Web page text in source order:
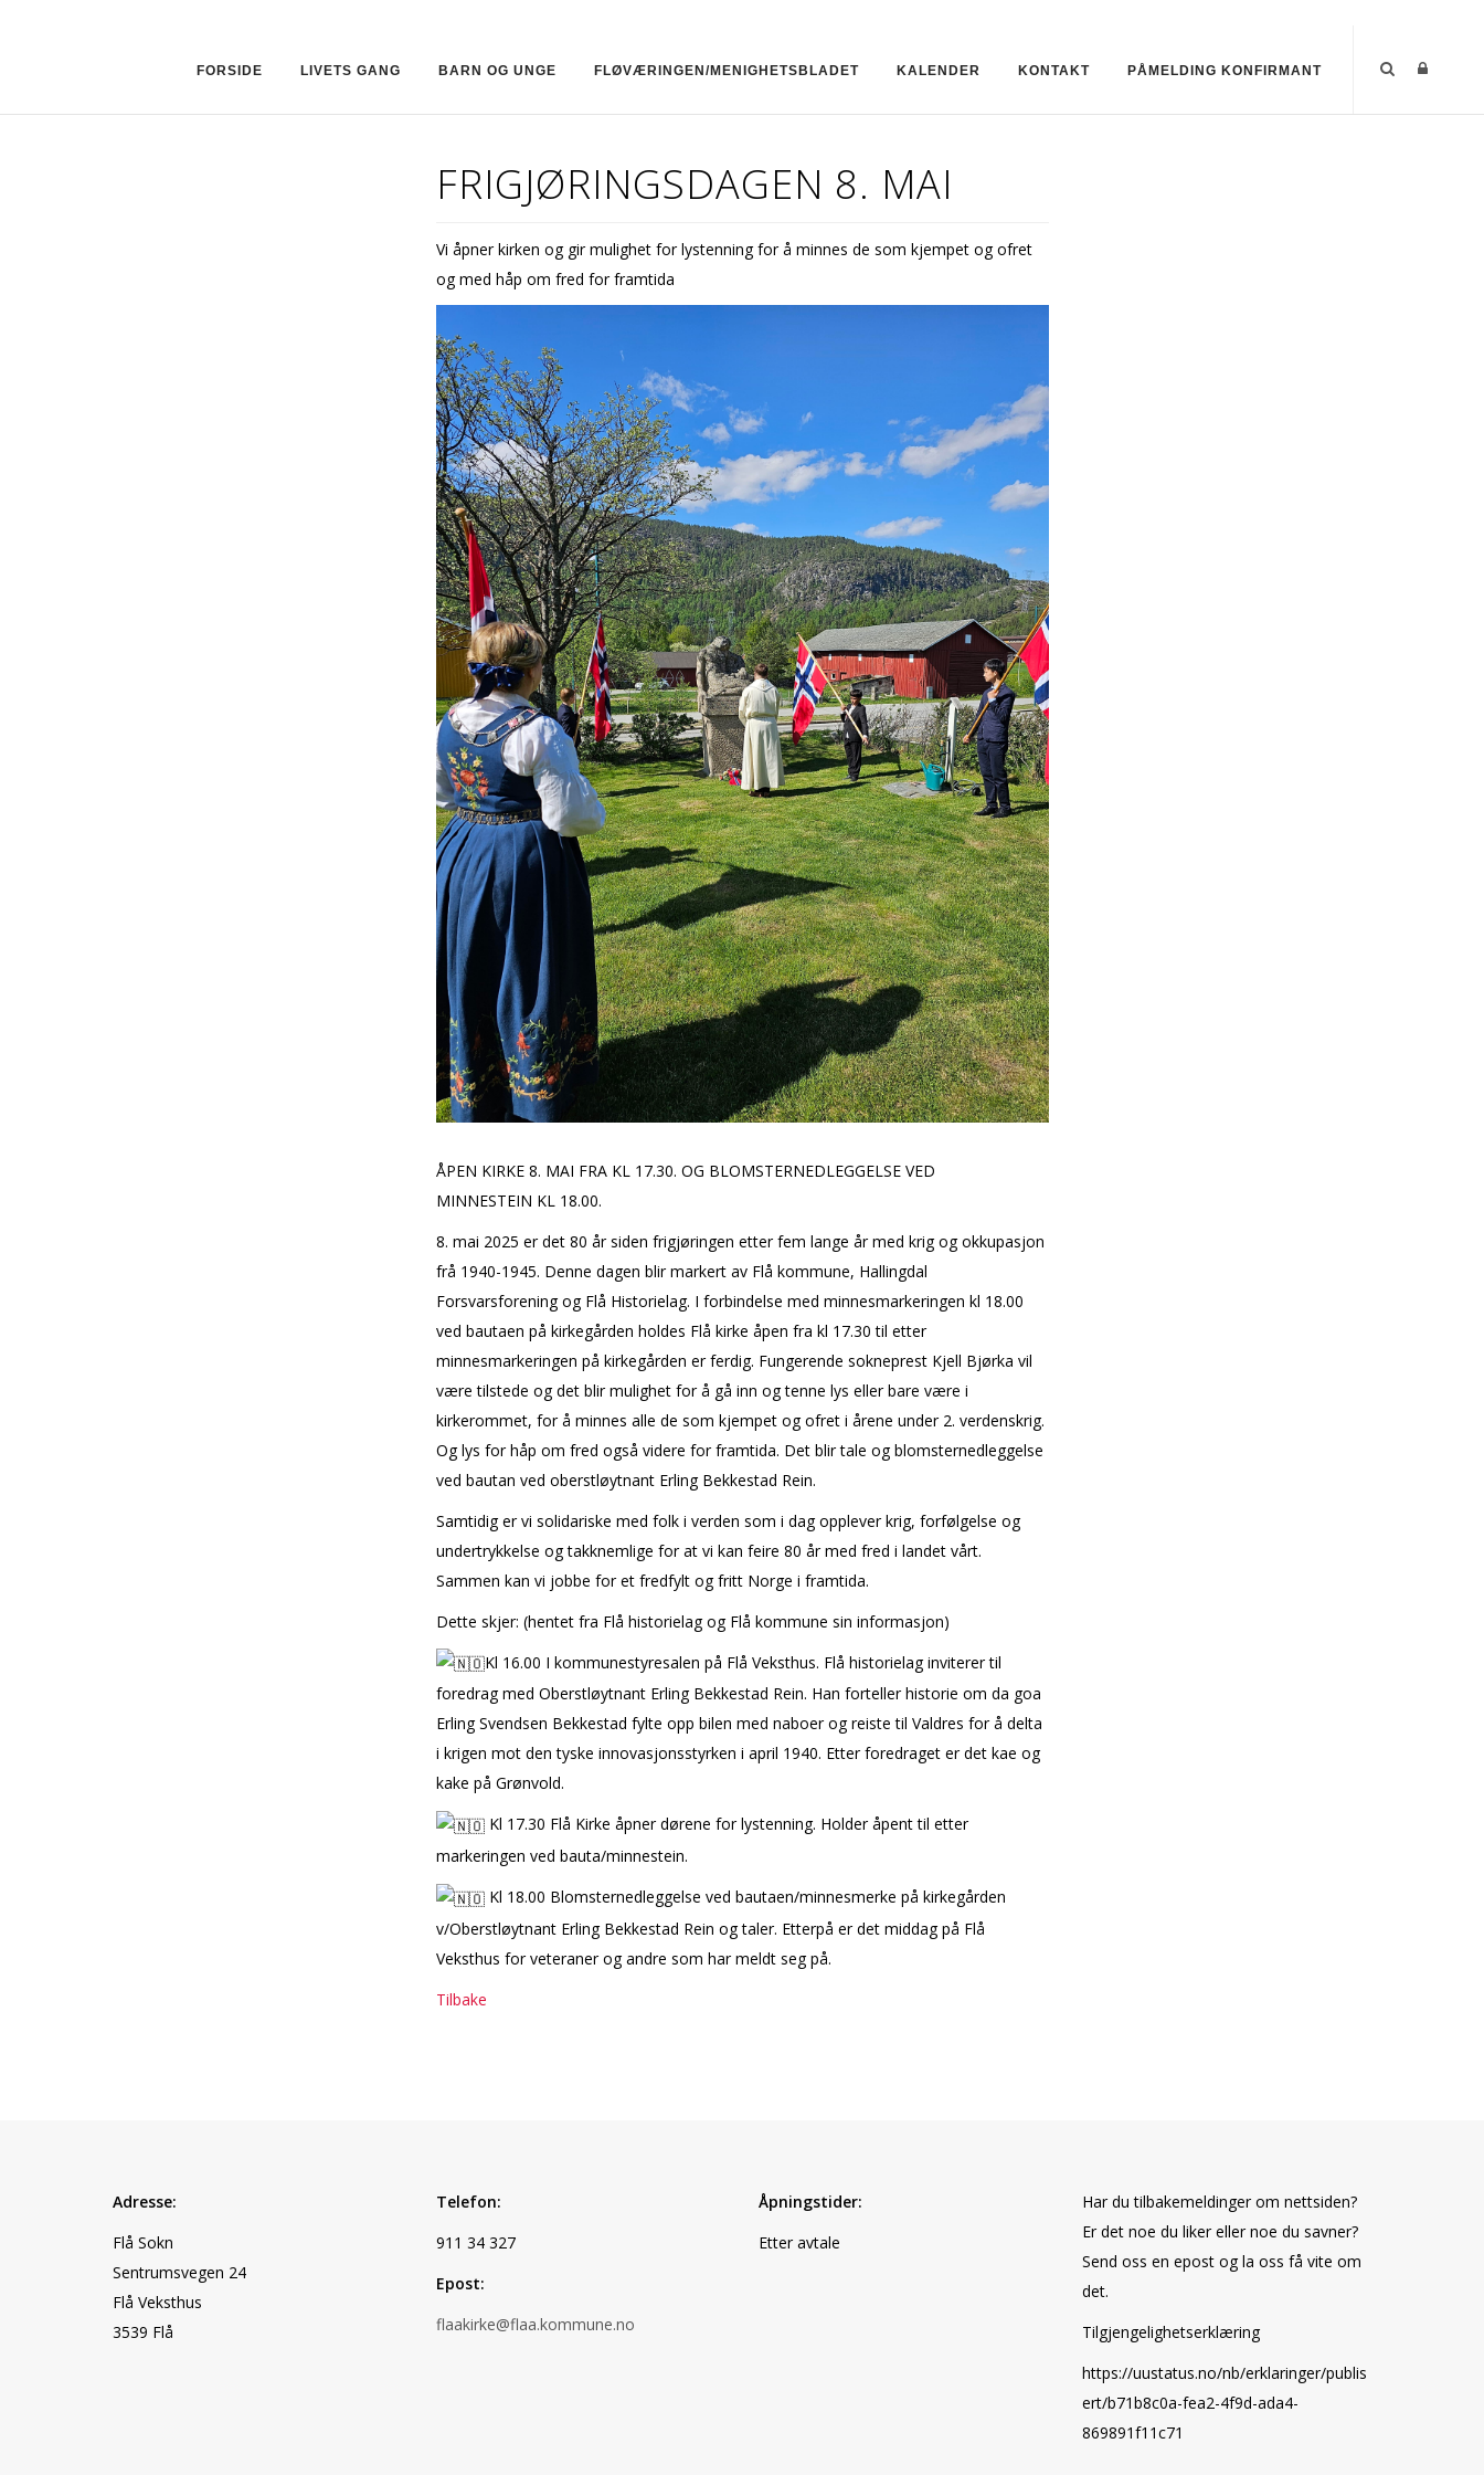
FORSIDE LIVETS GANG BARN OG UNGE FLØVÆRINGEN/MENIGHETSBLADET KALENDER KONTAKT PÅMELDING KONFIRMANT
FRIGJØRINGSDAGEN 8. MAI
Vi åpner kirken og gir mulighet for lystenning for å minnes de som kjempet og ofret
og med håp om fred for framtida
ÅPEN KIRKE 8. MAI FRA KL 17.30. OG BLOMSTERNEDLEGGELSE VED
MINNESTEIN KL 18.00.
8. mai 2025 er det 80 år siden frigjøringen etter fem lange år med krig og okkupasjon
frå 1940-1945. Denne dagen blir markert av Flå kommune, Hallingdal
Forsvarsforening og Flå Historielag. I forbindelse med minnesmarkeringen kl 18.00
ved bautaen på kirkegården holdes Flå kirke åpen fra kl 17.30 til etter
minnesmarkeringen på kirkegården er ferdig. Fungerende sokneprest Kjell Bjørka vil
være tilstede og det blir mulighet for å gå inn og tenne lys eller bare være i
kirkerommet, for å minnes alle de som kjempet og ofret i årene under 2. verdenskrig.
Og lys for håp om fred også videre for framtida. Det blir tale og blomsternedleggelse
ved bautan ved oberstløytnant Erling Bekkestad Rein.
Samtidig er vi solidariske med folk i verden som i dag opplever krig, forfølgelse og
undertrykkelse og takknemlige for at vi kan feire 80 år med fred i landet vårt.
Sammen kan vi jobbe for et fredfylt og fritt Norge i framtida.
Dette skjer: (hentet fra Flå historielag og Flå kommune sin informasjon)
Kl 16.00 I kommunestyresalen på Flå Veksthus. Flå historielag inviterer til
foredrag med Oberstløytnant Erling Bekkestad Rein. Han forteller historie om da goffa
Erling Svendsen Bekkestad fylte opp bilen med naboer og reiste til Valdres for å delta
i krigen mot den tyske innovasjonsstyrken i april 1940. Etter foredraget er det kaffe og
kake på Grønvold.
Kl 17.30 Flå Kirke åpner dørene for lystenning. Holder åpent til etter
markeringen ved bauta/minnestein.
Kl 18.00 Blomsternedleggelse ved bautaen/minnesmerke på kirkegården
v/Oberstløytnant Erling Bekkestad Rein og taler. Etterpå er det middag på Flå
Veksthus for veteraner og andre som har meldt seg på.
Tilbake
Adresse:
Flå Sokn
Sentrumsvegen 24
Flå Veksthus
3539 Flå
Telefon:
911 34 327
Epost:
flaakirke@flaa.kommune.no
Åpningstider:
Etter avtale
Har du tilbakemeldinger om nettsiden?
Er det noe du liker eller noe du savner?
Send oss en epost og la oss få vite om
det.
Tilgjengelighetserklæring
https://uustatus.no/nb/erklaringer/publis
ert/b71b8c0a-fea2-4f9d-ada4-
869891f11c71